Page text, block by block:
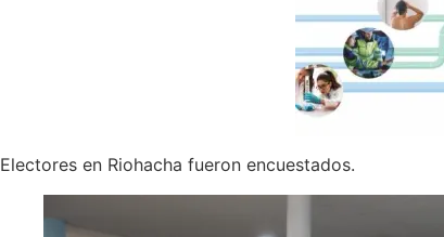
Electores en Riohacha fueron encuestados.